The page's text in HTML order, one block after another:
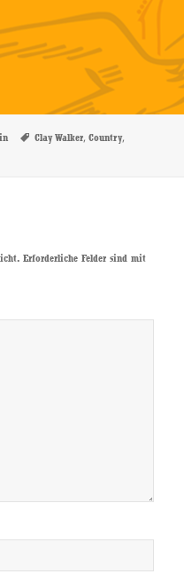
Schlagwörter
Clay Walker,Country,
Erforderliche Felder sind mit